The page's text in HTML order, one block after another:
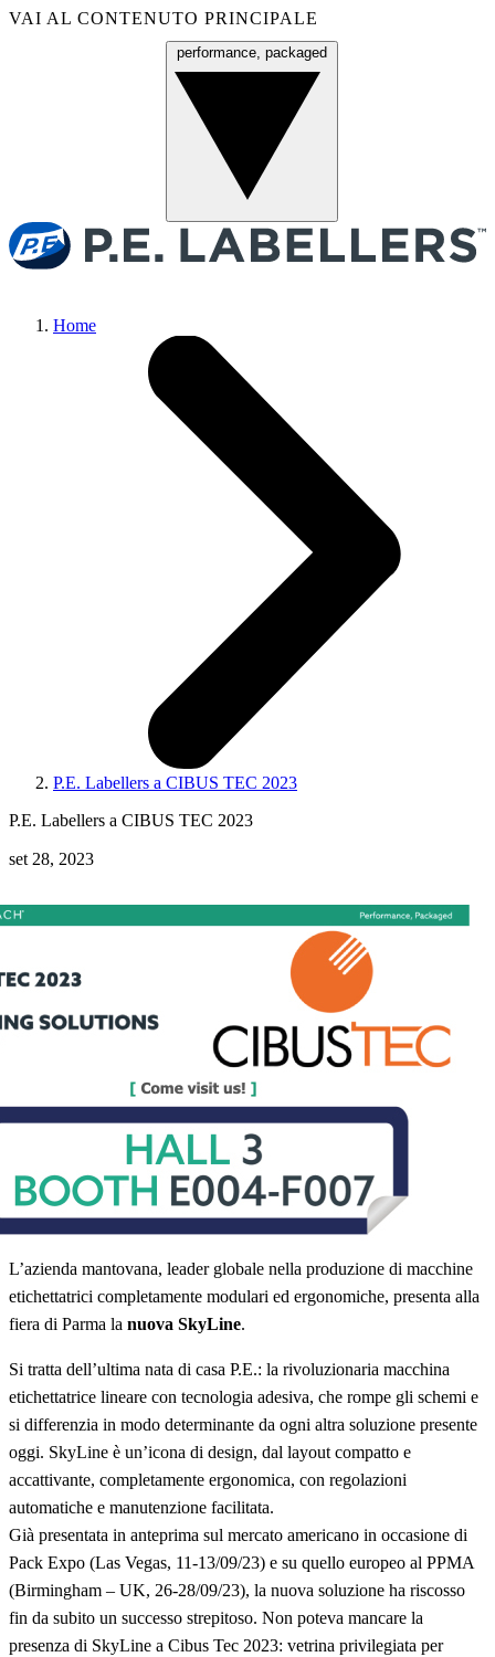
VAI AL CONTENUTO PRINCIPALE
performance, packaged
Home
P.E. Labellers a CIBUS TEC 2023
P.E. Labellers a CIBUS TEC 2023
set 28, 2023
L’azienda mantovana, leader globale nella produzione di macchine
etichettatrici completamente modulari ed ergonomiche, presenta alla
fiera di Parma la nuova SkyLine.
Si tratta dell’ultima nata di casa P.E.: la rivoluzionaria macchina
etichettatrice lineare con tecnologia adesiva, che rompe gli schemi e
si differenzia in modo determinante da ogni altra soluzione presente
oggi. SkyLine è un’icona di design, dal layout compatto e
accattivante, completamente ergonomica, con regolazioni
automatiche e manutenzione facilitata.
Già presentata in anteprima sul mercato americano in occasione di
Pack Expo (Las Vegas, 11-13/09/23) e su quello europeo al PPMA
(Birmingham – UK, 26-28/09/23), la nuova soluzione ha riscosso
fin da subito un successo strepitoso. Non poteva mancare la
presenza di SkyLine a Cibus Tec 2023: vetrina privilegiata per